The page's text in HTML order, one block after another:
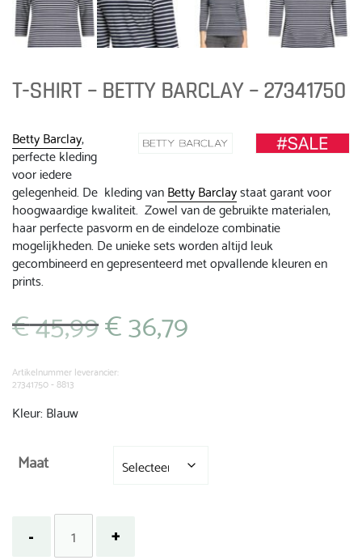
T-SHIRT – BETTY BARCLAY – 27341750
Betty Barclay,
perfecte kleding
voor iedere
gelegenheid. De kleding vanBetty Barclaystaat garant voor
hoogwaardige kwaliteit. Zowel van de gebruikte materialen,
haar perfecte pasvorm en de eindeloze combinatie
mogelijkheden. De unieke sets worden altijd leuk
gecombineerd en gepresenteerd met opvallende kleuren en
prints.
€45,99 Oorspronkelijke
prijs
€ 45,99.
€36,79
Artikelnummer leverancier:
27341750 - 8813
Kleur: Blauw
Maat